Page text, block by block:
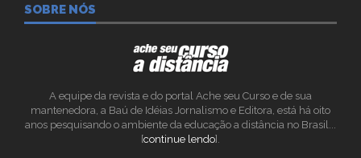
SOBRE NÓS
A equipe da revista e do portal Ache seu Curso e de sua
mantenedora, a Baú de Idéias Jornalismo e Editora, está há oito
anos pesquisando o ambiente da educação a distância no Brasil...
[continue lendo].